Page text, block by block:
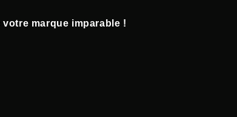
marque imparable !